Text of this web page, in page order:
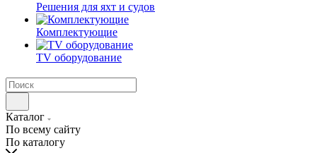
Решения для яхт и судов
Комплектующие
TV оборудование
Каталог
По всему сайту
По каталогу